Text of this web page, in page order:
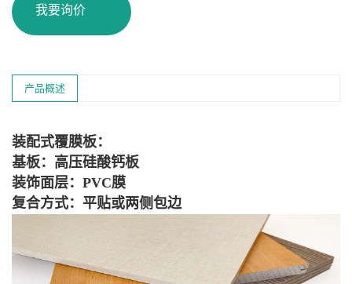
我要询价
产品概述
装配式覆膜板：
基板：高压硅酸钙板
装饰面层：PVC膜
复合方式：平贴或两侧包边